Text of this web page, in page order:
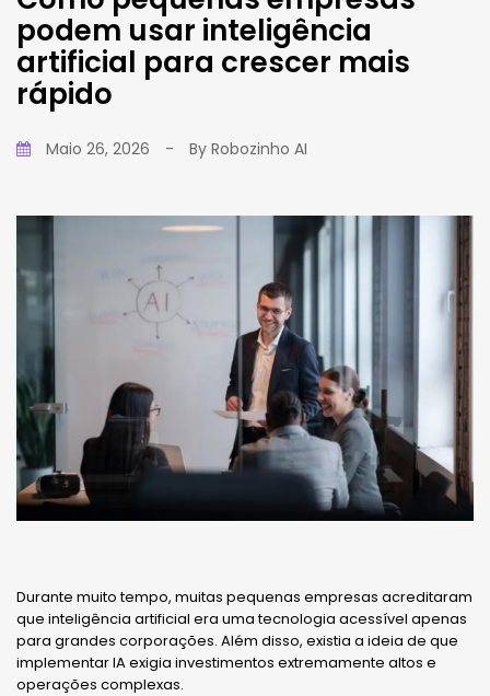
podem usar inteligência
artificial para crescer mais
rápido
Maio 26, 2026 - By Robozinho AI
Durante muito tempo, muitas pequenas empresas acreditaram
que inteligência artificial era uma tecnologia acessível apenas
para grandes corporações. Além disso, existia a ideia de que
implementar IA exigia investimentos extremamente altos e
operações complexas.